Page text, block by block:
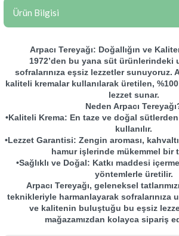
Ürün Bilgisi
Arpacı Tereyağı: Doğallığın ve
1972’den bu yana süt ürünlerindeki
sofralarınıza eşsiz lezzetler sunuyoruz.
kaliteli kremalar kullanılarak üretilen,
lezzet sunar.
Neden Arpacı
•Kaliteli Krema: En taze ve doğal
kullanılır.
•Lezzet Garantisi: Zengin aroması,
hamur işlerinde mükemmel bir
•Sağlıklı ve Doğal: Katkı maddesi
yöntemlerle üretilir.
Arpacı Tereyağı, geleneksel
teknikleriyle harmanlayarak sofralarınıza
ve kalitenin buluştuğu bu eşsiz
mağazamızdan kolayca sipariş